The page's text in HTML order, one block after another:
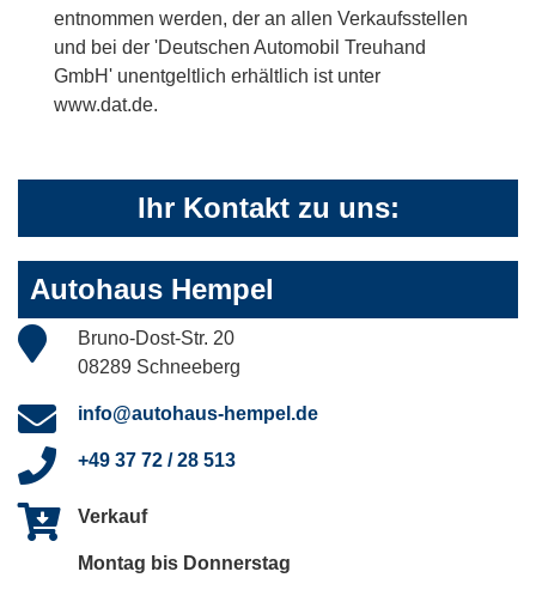
entnommen werden, der an allen Verkaufsstellen
und bei der 'Deutschen Automobil Treuhand
GmbH' unentgeltlich erhältlich ist unter
www.dat.de.
Ihr Kontakt zu uns:
Autohaus Hempel
Bruno-Dost-Str. 20
08289 Schneeberg
info@autohaus-hempel.de
+49 37 72 / 28 513
Verkauf
Montag bis Donnerstag